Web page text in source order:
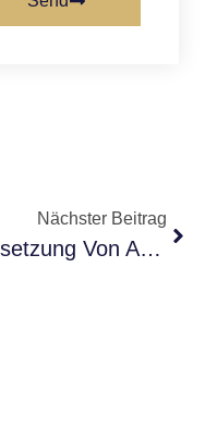
Nächster Beitrag
Besetzung Von About A Boy